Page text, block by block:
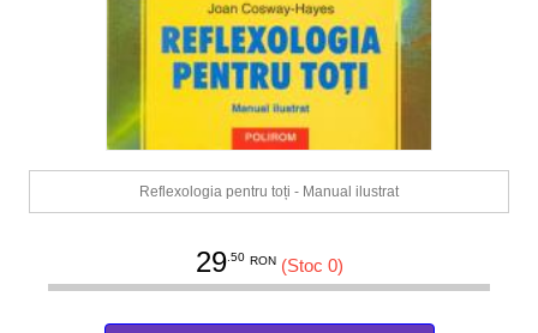
Reflexologia pentru toți - Manual ilustrat
29.50 RON (Stoc 0)